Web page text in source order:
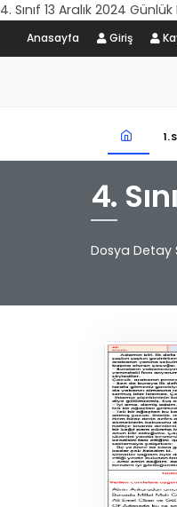
4. Sınıf 13 Aralık 2024
Anasayfa Giriş
4.
Dosya Detay